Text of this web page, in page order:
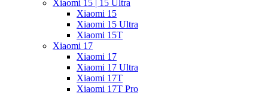
Xiaomi 15 | 15 Ultra
Xiaomi 15
Xiaomi 15 Ultra
Xiaomi 15T
Xiaomi 17
Xiaomi 17
Xiaomi 17 Ultra
Xiaomi 17T
Xiaomi 17T Pro